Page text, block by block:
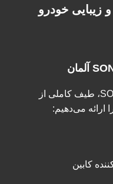
زیبایی خودرو
ما به عنوان نماینده رسمی برند SONAX، طیف کاملی از
ارائه می‌دهیم:
کابین